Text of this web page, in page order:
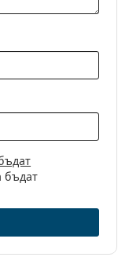
бъдат